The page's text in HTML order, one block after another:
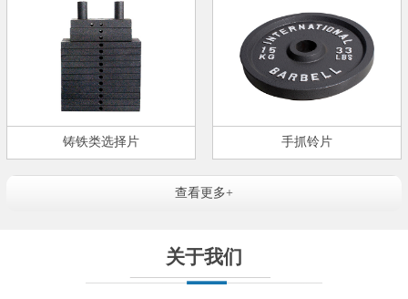
铸铁类选择片 手抓铃片
查看更多+
关于我们